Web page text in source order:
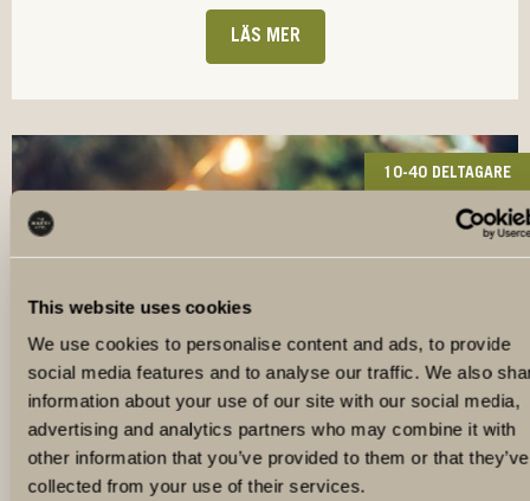
This website uses cookies
We use cookies to personalise content and ads, to provide
social media features and to analyse our traffic. We also
information about your use of our site with our social media,
advertising and analytics partners who may combine it with
other information that you’ve provided to them or that they’ve
collected from your use of their services.
LÄS MER
10-40 DELTAGARE